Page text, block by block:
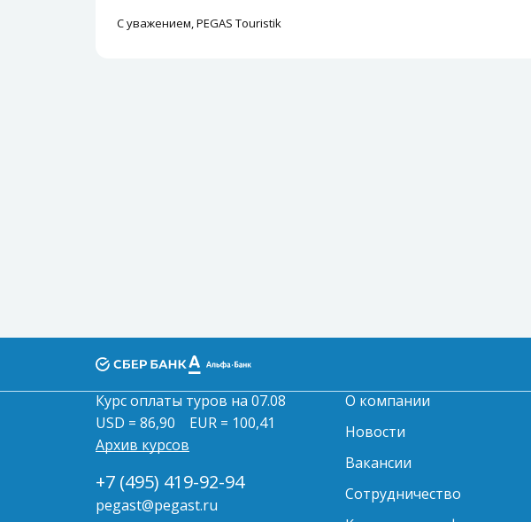
С уважением, PEGAS Touristik
Курс оплаты туров на 07.08
USD = 86,90
EUR = 100,41
Архив курсов
+7 (495) 419-92-94
pegast@pegast.ru
О компании
Новости
Вакансии
Сотрудничество